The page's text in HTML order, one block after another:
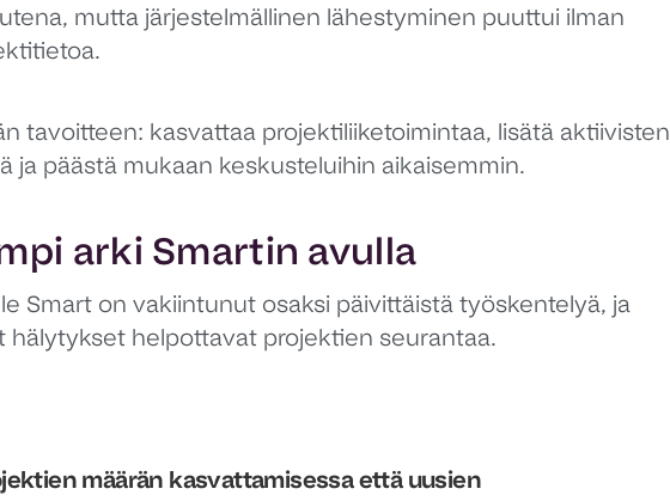
mutta järjestelmällinen lähestyminen puuttui ilman
tavoitteen: kasvattaa projektiliiketoimintaa, lisätä aktiivisten
ja päästä mukaan keskusteluihin aikaisemmin.
arki Smartin avulla
Smart on vakiintunut osaksi päivittäistä työskentelyä, ja
hälytykset helpottavat projektien seurantaa.
määrän kasvattamisessa että uusien